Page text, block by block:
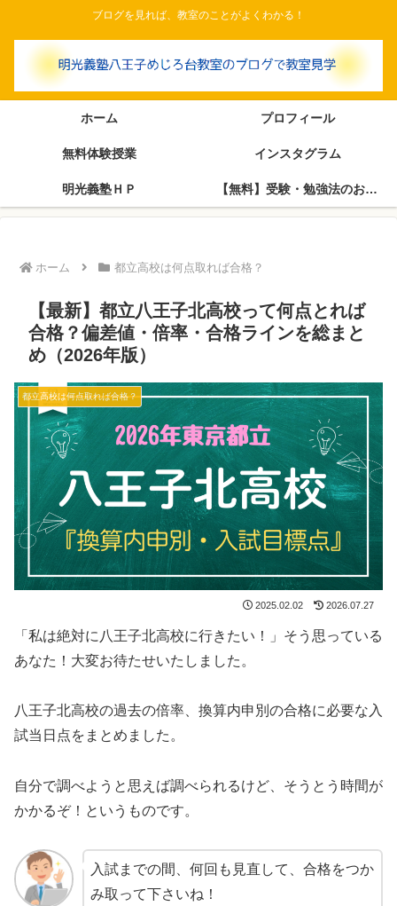
ブログを見れば、教室のことがよくわかる！
ホーム プロフィール
無料体験授業 インスタグラム
明光義塾ＨＰ 【無料】受験・勉強法のお悩み相談室（塾長がブログで回答します）
ホーム 都立高校は何点取れば合格？
【最新】都立八王子北高校って何点とれば
合格？偏差値・倍率・合格ラインを総まと
め（2026年版）
都立高校は何点取れば合格？
2025.02.02 2026.07.27
「私は絶対に八王子北高校に行きたい！」そう思っている
あなた！大変お待たせいたしました。
八王子北高校の過去の倍率、換算内申別の合格に必要な入
試当日点をまとめました。
自分で調べようと思えば調べられるけど、そうとう時間が
かかるぞ！というものです。
入試までの間、何回も見直して、合格をつか
み取って下さいね！